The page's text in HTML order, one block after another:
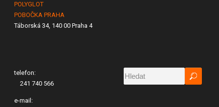
POLYGLOT
POBOČKA PRAHA
Táborská 34, 140 00 Praha 4
telefon:
241 740 566
e-mail: